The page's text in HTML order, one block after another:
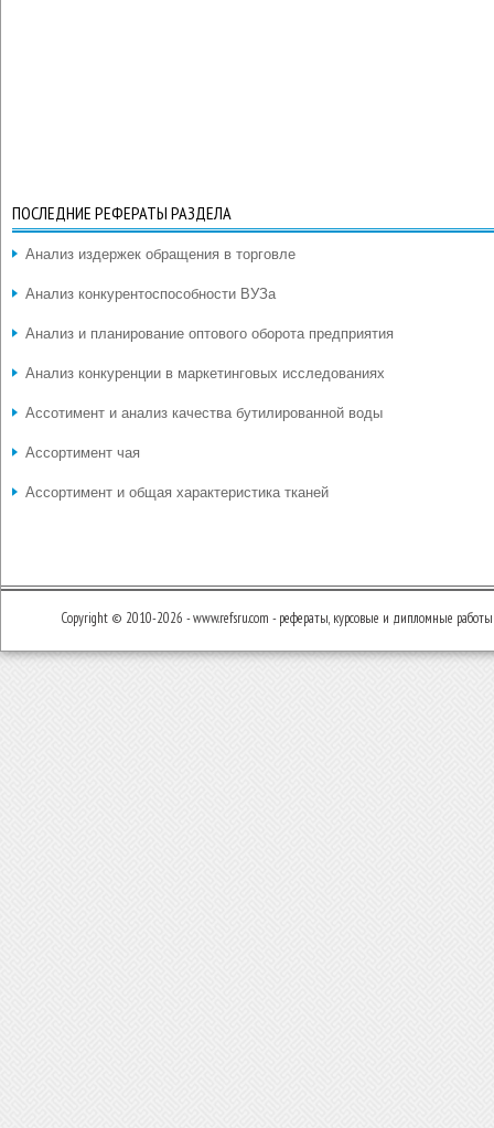
ПОСЛЕДНИЕ РЕФЕРАТЫ РАЗДЕЛА
Анализ издержек обращения в торговле
Анализ конкурентоспособности ВУЗа
Анализ и планирование оптового оборота предприятия
Анализ конкуренции в маркетинговых исследованиях
Ассотимент и анализ качества бутилированной воды
Ассортимент чая
Ассортимент и общая характеристика тканей
Copyright © 2010-2026 - www.refsru.com - рефераты, курсовые и дипломные работы